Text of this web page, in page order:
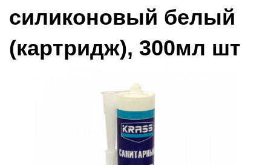
силиконовый белый
(картридж), 300мл шт